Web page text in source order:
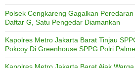
Polsek Cengkareng Gagalkan
Daftar G, Satu Pengedar Diamankan
Kapolres Metro Jakarta Barat Tinjau
Pokcoy Di Greenhouse SPPG Polri
Kapolres Metro Jakarta Barat Ajak